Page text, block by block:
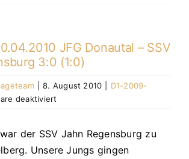
JFG Donautal – SSV
3:0 (1:0)
8. August 2010
D1-2009-
deaktiviert
am
10.04.2010
der SSV Jahn Regensburg zu
Unsere Jungs gingen